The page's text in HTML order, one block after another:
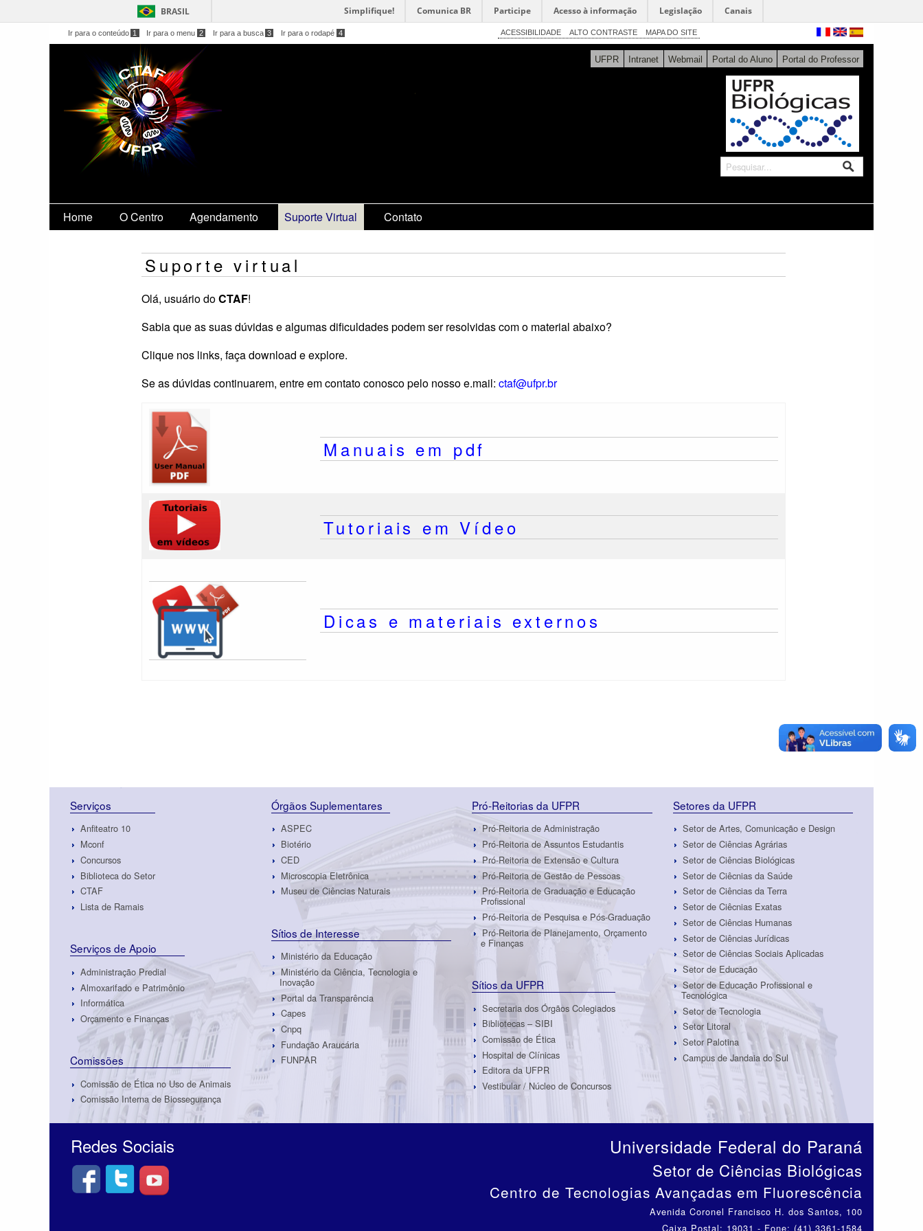
BRASIL Simplifique! Comunica BR Participe Acesso à informação Legislação Canais
Ir para o conteúdo 1 Ir para o menu 2 Ir para a busca 3 Ir para o rodapé 4 ACESSIBILIDADE ALTO CONTRASTE MAPA DO SITE
UFPR Intranet Webmail Portal do Aluno Portal do Professor
Home O Centro Agendamento Suporte Virtual Contato
Suporte virtual
Olá, usuário doCTAF!
Sabia que as suas dúvidas e algumas dificuldades podem ser resolvidas com o material abaixo?
Clique nos links, faça download e explore.
Se as dúvidas continuarem, entre em contato conosco pelo nosso e.mail:ctaf@ufpr.br
Manuais em pdf
Tutoriais em Vídeo
Dicas e materiais externos
Serviços
Anfiteatro 10
Mconf
Concursos
Biblioteca do Setor
CTAF
Lista de Ramais
Serviços de Apoio
Administração Predial
Almoxarifado e Patrimônio
Informática
Orçamento e Finanças
Comissões
Comissão de Ética no Uso de Animais
Comissão Interna de Biossegurança
Órgãos Suplementares
ASPEC
Biotério
CED
Microscopia Eletrônica
Museu de Ciências Naturais
Sítios de Interesse
Ministério da Educação
Ministério da Ciência, Tecnologia e
Inovação
Portal da Transparência
Capes
Cnpq
Fundação Araucária
FUNPAR
Pró-Reitorias da UFPR
Pró-Reitoria de Administração
Pró-Reitoria de Assuntos Estudantis
Pró-Reitoria de Extensão e Cultura
Pró-Reitoria de Gestão de Pessoas
Pró-Reitoria de Graduação e Educação
Profissional
Pró-Reitoria de Pesquisa e Pós-Graduação
Pró-Reitoria de Planejamento, Orçamento
e Finanças
Sítios da UFPR
Secretaria dos Órgãos Colegiados
Bibliotecas – SIBI
Comissão de Ética
Hospital de Clínicas
Editora da UFPR
Vestibular / Núcleo de Concursos
Setores da UFPR
Setor de Artes, Comunicação e Design
Setor de Ciências Agrárias
Setor de Ciências Biológicas
Setor de Ciêcnias da Saúde
Setor de Ciências da Terra
Setor de Ciêcnias Exatas
Setor de Ciências Humanas
Setor de Ciências Jurídicas
Setor de Ciências Sociais Aplicadas
Setor de Educação
Setor de Educação Profissional e
Tecnológica
Setor de Tecnologia
Setor Litoral
Setor Palotina
Campus de Jandaia do Sul
Redes Sociais Universidade Federal do Paraná
Setor de Ciências Biológicas
Centro de Tecnologias Avançadas em Fluorescência
Avenida Coronel Francisco H. dos Santos, 100
Caixa Postal: 19031 - Fone: (41) 3361-1584